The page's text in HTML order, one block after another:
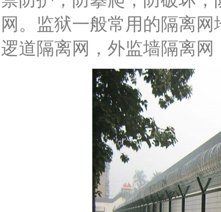
网。监狱一般常用的隔离
逻道隔离网，外监墙隔离